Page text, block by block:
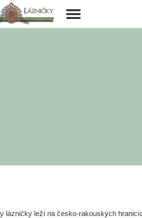
Toggle
lázničky leží na česko-rakouských